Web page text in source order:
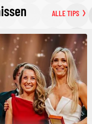
ALLE TIPS